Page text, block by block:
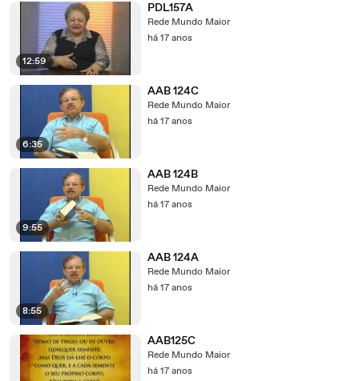
12:59
PDL157A
Rede Mundo Maior
há 17 anos
6:35
AAB 124C
Rede Mundo Maior
há 17 anos
9:55
AAB 124B
Rede Mundo Maior
há 17 anos
8:55
AAB 124A
Rede Mundo Maior
há 17 anos
AAB125C
Rede Mundo Maior
há 17 anos